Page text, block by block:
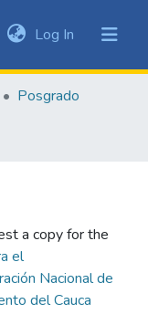
Log In (current)
Posgrado
a copy for the
el
Nacional de
del Cauca